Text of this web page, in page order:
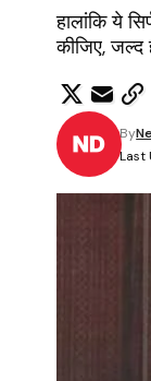
हालांकि ये
कीजिए, जल्द
Last
By